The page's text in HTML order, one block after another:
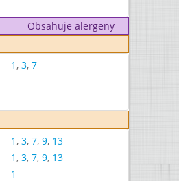
Obsahuje alergeny
1, 3, 7
1, 3, 7, 9, 13
1, 3, 7, 9, 13
1